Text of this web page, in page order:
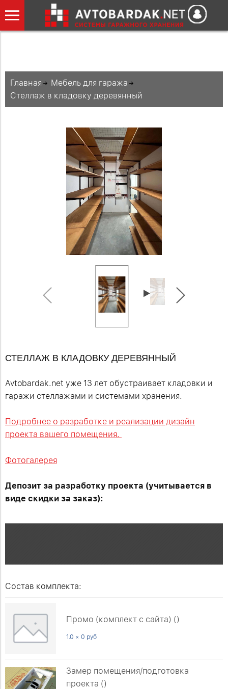
Главная
Мебель для гаража
Стеллаж в кладовку деревянный
СТЕЛЛАЖ В КЛАДОВКУ ДЕРЕВЯННЫЙ
Avtobardak.net уже 13 лет обустраивает кладовки и
гаражи стеллажами и системами хранения.
Подробнее о разработке и реализации дизайн
проекта вашего помещения.
Фотогалерея
Депозит за разработку проекта (учитывается в
виде скидки за заказ):
Состав комплекта:
Промо (комплект с сайта) ()
1.0 × 0 руб
Замер помещения/подготовка
проекта ()